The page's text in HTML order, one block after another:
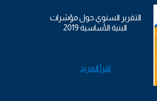
التقرير السنوي حول مؤشرات
البنية الأساسية 2019
اقرأ المزيد